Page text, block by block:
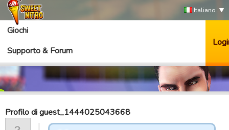
Italiano
Giochi
Supporto & Forum
Profilo di guest_1444025043668